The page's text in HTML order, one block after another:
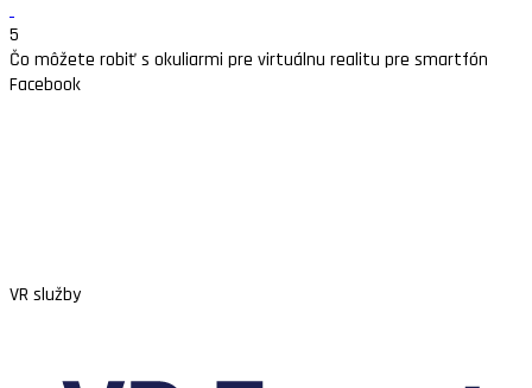
5
Čo môžete robiť s okuliarmi pre virtuálnu realitu pre smartfón
Facebook
VR služby